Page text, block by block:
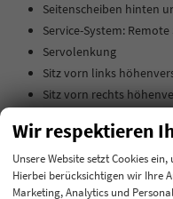
Seitenscheiben hinten
Service-System: Remote
Servolenkung
Sitz vorn links
Sitz vorn rechts
Start/Stop-Anlage
Tagfahrlicht LED
USB-Ladeanschlüsse
Wir respektieren
Unsere Website setzt Cookies
Hierbei berücksichtigen wir Ihre
Marketing, Analytics und